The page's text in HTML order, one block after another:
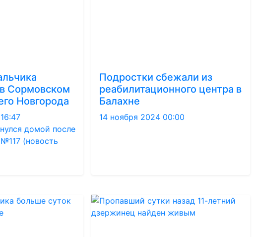
Сормовском
Новгорода
домой после
(новость
Подростки сбежали из
реабилитационного центра в
Балахне
14 ноября 2024 00:00